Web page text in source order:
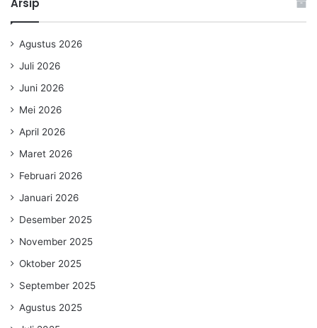
Arsip
Agustus 2026
Juli 2026
Juni 2026
Mei 2026
April 2026
Maret 2026
Februari 2026
Januari 2026
Desember 2025
November 2025
Oktober 2025
September 2025
Agustus 2025